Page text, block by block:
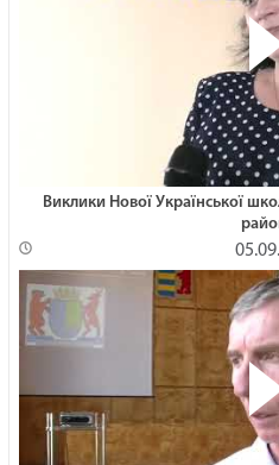
Виклики Нової Української